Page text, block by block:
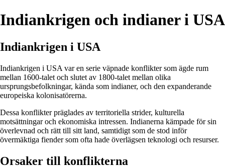
Indiankrigen och indianer i USA
Indiankrigen i USA
Indiankrigen i USA var en serie väpnade konflikter som ägde rum
mellan 1600-talet och slutet av 1800-talet mellan olika
ursprungsbefolkningar, kända som indianer, och den expanderande
europeiska kolonisatörerna.
Dessa konflikter präglades av territoriella strider, kulturella
motsättningar och ekonomiska intressen. Indianerna kämpade för sin
överlevnad och rätt till sitt land, samtidigt som de stod inför
övermäktiga fiender som ofta hade överlägsen teknologi och resurser.
Orsaker till konflikterna